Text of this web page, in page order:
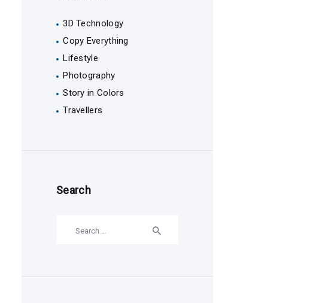
3D Technology
Copy Everything
Lifestyle
Photography
Story in Colors
Travellers
Search